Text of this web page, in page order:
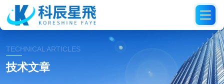
TECHNICAL ARTICLES
技术文章